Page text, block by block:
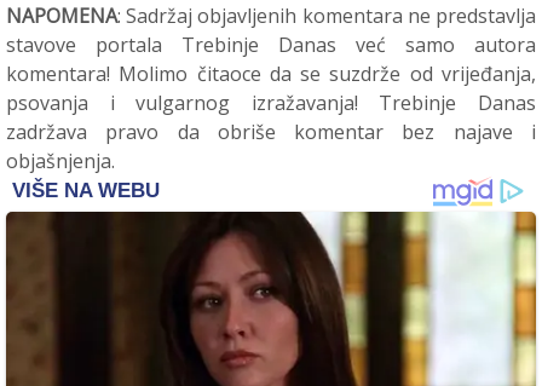
NAPOMENA: Sadržaj objavljenih komentara ne predstavlja
stavove portala Trebinje Danas već samo autora
komentara! Molimo čitaoce da se suzdrže od vrijeđanja,
psovanja i vulgarnog izražavanja! Trebinje Danas
zadržava pravo da obriše komentar bez najave i
objašnjenja.